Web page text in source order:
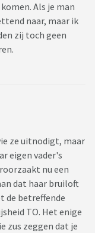
Als je man
naar, maar ik
zij toch geen
ze uitnodigt, maar
eigen vader's
nu een
dat haar bruiloft
de betreffende
TO. Het enige
zus zeggen dat je